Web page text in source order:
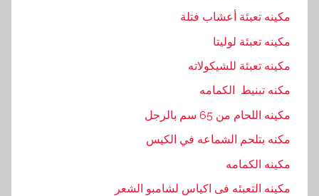
مكينه تعبئة أعشاب فتلة
مكينه تعبئة لوليتا
مكينه تعبئة للشيكولاته
مكنه تبنيط الكمامه
مكينه اللحام من 65 سم بالرجل
مكنه بتلحم الشماعه في الكيس
مكينه الكمامه
مكينه التعبئه فى اكياس لشامبو الشعر